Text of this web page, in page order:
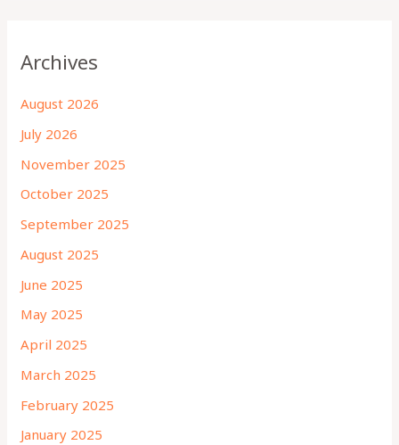
Archives
August 2026
July 2026
November 2025
October 2025
September 2025
August 2025
June 2025
May 2025
April 2025
March 2025
February 2025
January 2025